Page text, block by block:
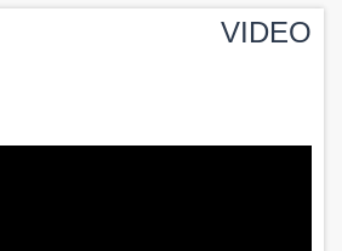
VIDEO